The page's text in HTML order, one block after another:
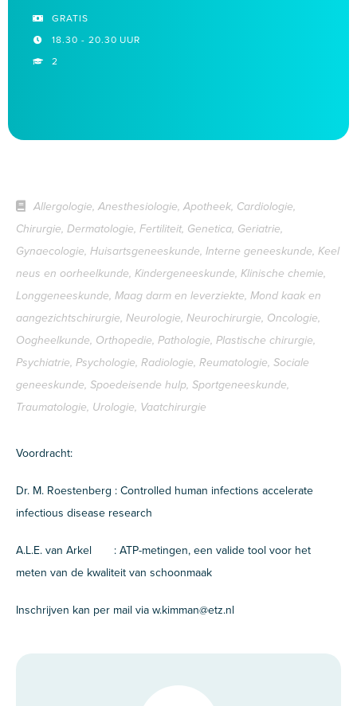
GRATIS
18.30 - 20.30 UUR
2
Allergologie, Anesthesiologie, Apotheek, Cardiologie,
Chirurgie, Dermatologie, Fertiliteit, Genetica, Geriatrie,
Gynaecologie, Huisartsgeneeskunde, Interne geneeskunde, Keel
neus en oorheelkunde, Kindergeneeskunde, Klinische chemie,
Longgeneeskunde, Maag darm en leverziekte, Mond kaak en
aangezichtschirurgie, Neurologie, Neurochirurgie, Oncologie,
Oogheelkunde, Orthopedie, Pathologie, Plastische chirurgie,
Psychiatrie, Psychologie, Radiologie, Reumatologie, Sociale
geneeskunde, Spoedeisende hulp, Sportgeneeskunde,
Traumatologie, Urologie, Vaatchirurgie
Voordracht:
Dr. M. Roestenberg : Controlled human infections accelerate
infectious disease research
A.L.E. van Arkel : ATP-metingen, een valide tool voor het
meten van de kwaliteit van schoonmaak
Inschrijven kan per mail via w.kimman@etz.nl